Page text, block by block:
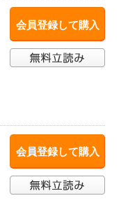
会員登録して購入
会員登録して購入